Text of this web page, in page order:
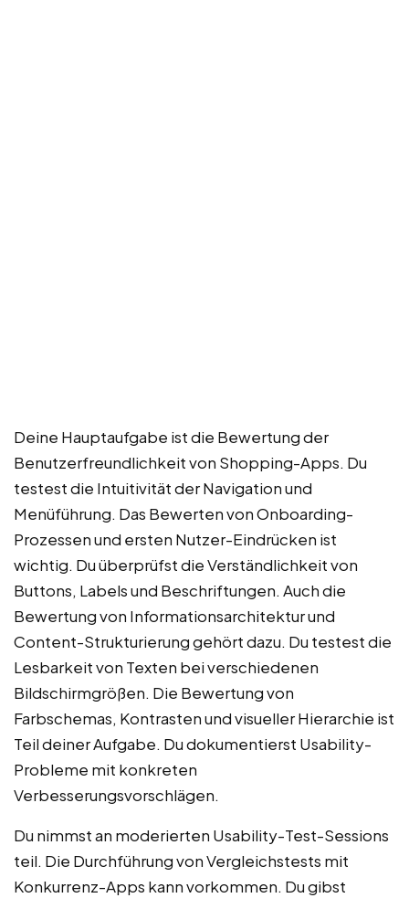
Deine Hauptaufgabe ist die Bewertung der
Benutzerfreundlichkeit von Shopping-Apps. Du
testest die Intuitivität der Navigation und
Menüführung. Das Bewerten von Onboarding-
Prozessen und ersten Nutzer-Eindrücken ist
wichtig. Du überprüfst die Verständlichkeit von
Buttons, Labels und Beschriftungen. Auch die
Bewertung von Informationsarchitektur und
Content-Strukturierung gehört dazu. Du testest die
Lesbarkeit von Texten bei verschiedenen
Bildschirmgrößen. Die Bewertung von
Farbschemas, Kontrasten und visueller Hierarchie ist
Teil deiner Aufgabe. Du dokumentierst Usability-
Probleme mit konkreten
Verbesserungsvorschlägen.
Du nimmst an moderierten Usability-Test-Sessions
teil. Die Durchführung von Vergleichstests mit
Konkurrenz-Apps kann vorkommen. Du gibst